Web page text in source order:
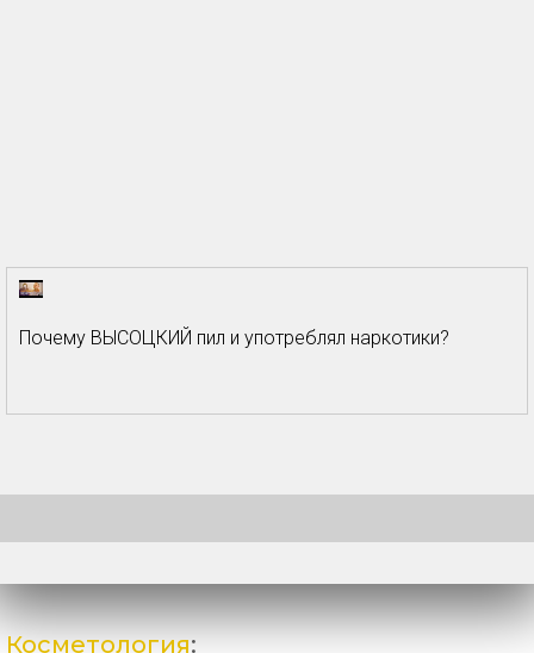
Почему ВЫСОЦКИЙ пил и употреблял наркотики?
Косметология: